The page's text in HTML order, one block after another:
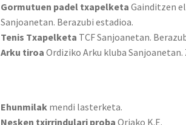
Gormutuen padel txapelketa Gainditzen
Sanjoanetan. Berazubi estadioa.
Tenis Txapelketa TCF Sanjoanetan.
Arku tiroa Ordiziko Arku kluba Sanjoanetan.
Ehunmilak mendi lasterketa.
Nesken txirrindulari proba Oriako K.E.